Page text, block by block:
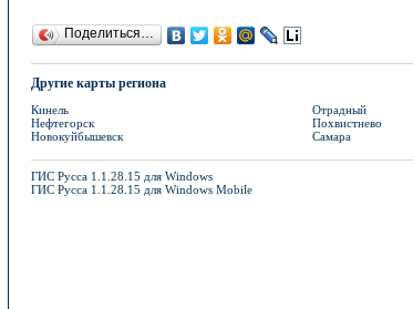
Поделиться…
Другие карты региона
Кинель
Нефтегорск
Новокуйбышевск
Отрадный
Похвистнево
Самара
ГИС Русса 1.1.28.15 для Windows
ГИС Русса 1.1.28.15 для Windows Mobile